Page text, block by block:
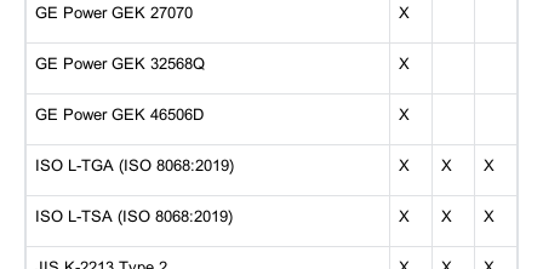
GE Power GEK 27070 X
GE Power GEK 32568Q X
GE Power GEK 46506D X
ISO L-TGA (ISO 8068:2019) X X X
ISO L-TSA (ISO 8068:2019) X X X